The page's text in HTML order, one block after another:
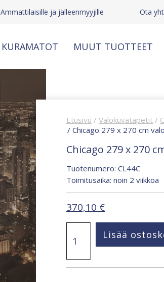
Ammattilaisille ja jälleenmyyjille Ota
KURAMATOT MUUT TUOTTEET
Etusivu / Valokuvatapetit /
/ Chicago 279 x 270 cm
Chicago 279 x 270
Tuotenumero: CL44C
Toimitusaika: noin 2 viikkoa
370,10 €
279
270
cm
Lisää